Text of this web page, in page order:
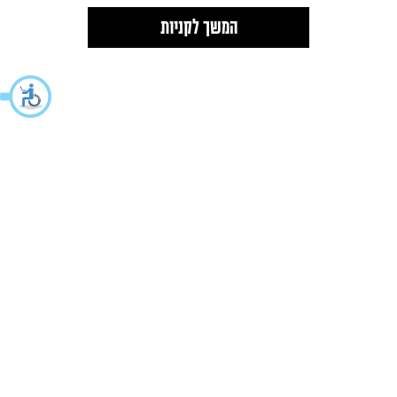
המשך לקניות